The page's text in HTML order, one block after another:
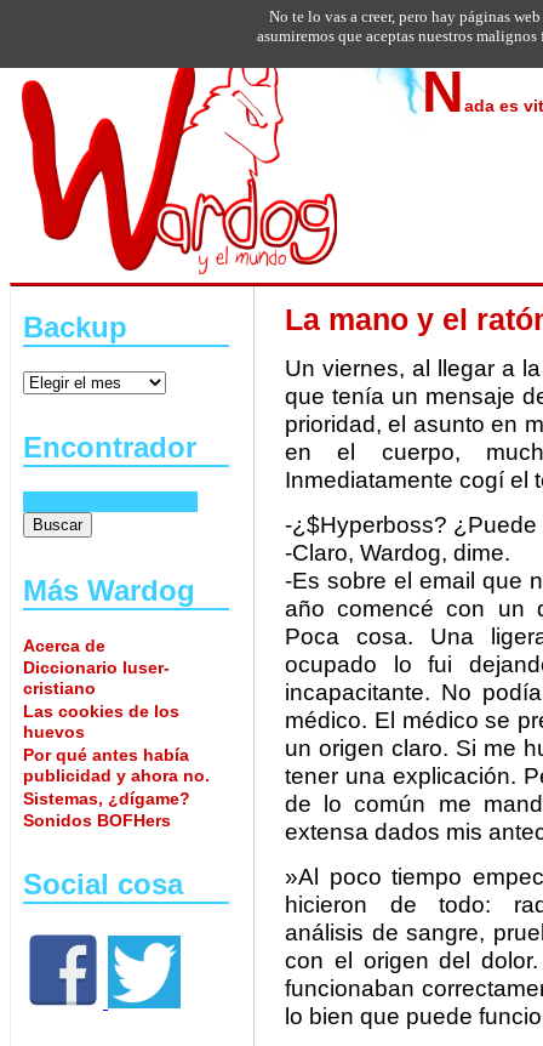
Nada es
Backup
Encontrador
Más Wardog
Acerca de
Diccionario luser-
cristiano
Las cookies de los
huevos
Por qué antes había
publicidad y ahora no.
Sistemas, ¿dígame?
Sonidos BOFHers
Social cosa
La mano y el
Un viernes, al llegar a
que tenía un mensaje
prioridad, el asunto en
en el cuerpo,
Inmediatamente cogí el
-¿$Hyperboss?
-Claro, Wardog, dime.
-Es sobre el email que
año comencé con un
Poca cosa. Una
ocupado lo fui
incapacitante. No
médico. El médico se
un origen claro. Si me
tener una explicación.
de lo común me
extensa dados mis
»Al poco tiempo
hicieron de todo:
análisis de sangre,
con el origen del
funcionaban
lo bien que puede
No te lo vas a creer, pero hay páginas
asumiremos que aceptas nuestros